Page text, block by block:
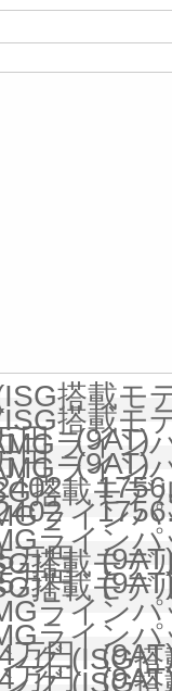
搭載モ
円 (9AT)
搭載モ
円 (9AT)
ライン
ライン
搭載モ
ライン
万円
ライン
万円
搭載モ
搭載モ
ライン
万円
ライン
万円
グ (ISG
グ (ISG